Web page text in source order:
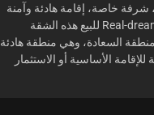
شرفة خاصة، إقامة هادئة وآمنة
تقدم شركة Real-dreamhouse للبيع هذه الشقة
السعادة، وهي منطقة هادئة
الأساسية أو الاستثمار